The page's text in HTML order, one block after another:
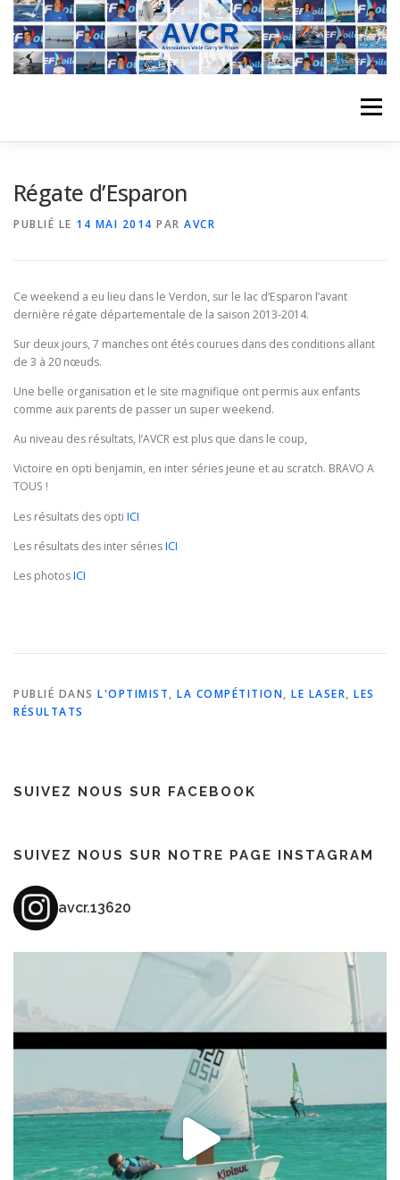
Aller
contenu
Menu
REGATES ALBUMS PHOTO
Régate d’Esparon
PUBLIÉ LE 14 MAI 2014 PAR AVCR
Ce weekend a eu lieu dans le Verdon, sur le lac d’Esparon l’avant
dernière régate départementale de la saison 2013-2014.
Sur deux jours, 7 manches ont étés courues dans des conditions allant
de 3 à 20 nœuds.
Une belle organisation et le site magnifique ont permis aux enfants
comme aux parents de passer un super weekend.
Au niveau des résultats, l’AVCR est plus que dans le coup,
Victoire en opti benjamin, en inter séries jeune et au scratch. BRAVO A
TOUS !
Les résultats des opti ICI
Les résultats des inter sériesICI
Les photosICI
PUBLIÉ DANS L'OPTIMIST, LA COMPÉTITION, LE LASER, LES
RÉSULTATS
SUIVEZ NOUS SUR FACEBOOK
SUIVEZ NOUS SUR NOTRE PAGE INSTAGRAM
avcr.13620